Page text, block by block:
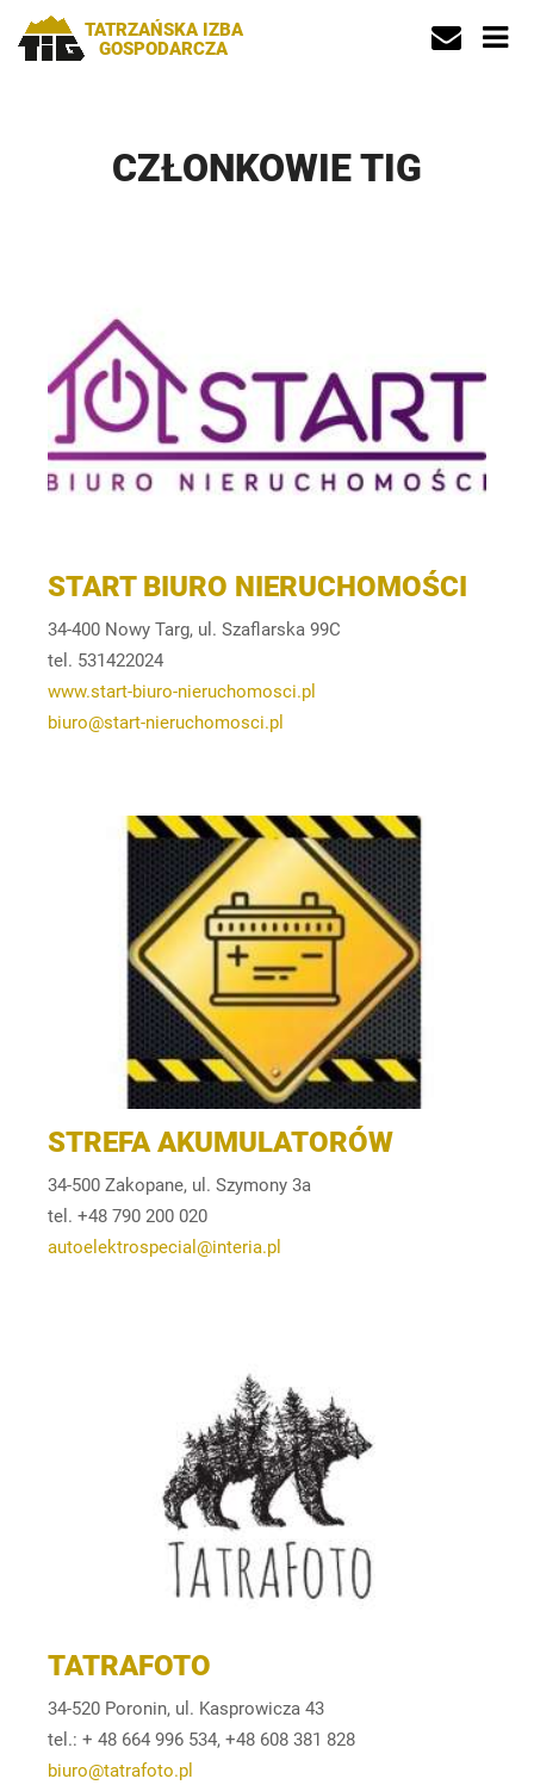
TATRZAŃSKA IZBA
GOSPODARCZA
CZŁONKOWIE TIG
START BIURO NIERUCHOMOŚCI
34-400 Nowy Targ, ul. Szaflarska 99C
tel. 531422024
www.start-biuro-nieruchomosci.pl
biuro@start-nieruchomosci.pl
STREFA AKUMULATORÓW
34-500 Zakopane, ul. Szymony 3a
tel. +48 790 200 020
autoelektrospecial@interia.pl
TATRAFOTO
34-520 Poronin, ul. Kasprowicza 43
tel.: + 48 664 996 534, +48 608 381 828
biuro@tatrafoto.pl